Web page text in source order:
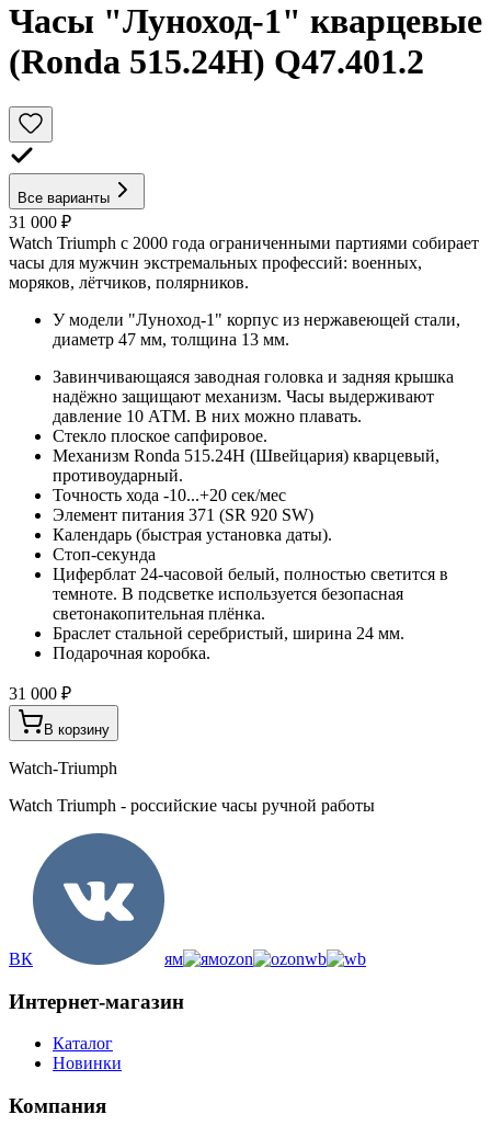
Часы "Луноход-1" кварцевые
(Ronda 515.24H) Q47.401.2
Все варианты
31 000 ₽
Watch Triumph с 2000 года ограниченными партиями собирает
часы для мужчин экстремальных профессий: военных,
моряков, лётчиков, полярников.
У модели "Луноход-1" корпус из нержавеющей стали,
диаметр 47 мм, толщина 13 мм.
Завинчивающаяся заводная головка и задняя крышка
надёжно защищают механизм. Часы выдерживают
давление 10 АТМ. В них можно плавать.
Стекло плоское сапфировое.
Механизм Ronda 515.24H (Швейцария) кварцевый,
противоударный.
Точность хода -10...+20 сек/мес
Элемент питания 371 (SR 920 SW)
Календарь (быстрая установка даты).
Стоп-секунда
Циферблат 24-часовой белый, полностью светится в
темноте. В подсветке используется безопасная
светонакопительная плёнка.
Браслет стальной серебристый, ширина 24 мм.
Подарочная коробка.
31 000 ₽
В корзину
Watch-Triumph
Watch Triumph - российские часы ручной работы
ВК ям ozon wb
Интернет-магазин
Каталог
Новинки
Компания